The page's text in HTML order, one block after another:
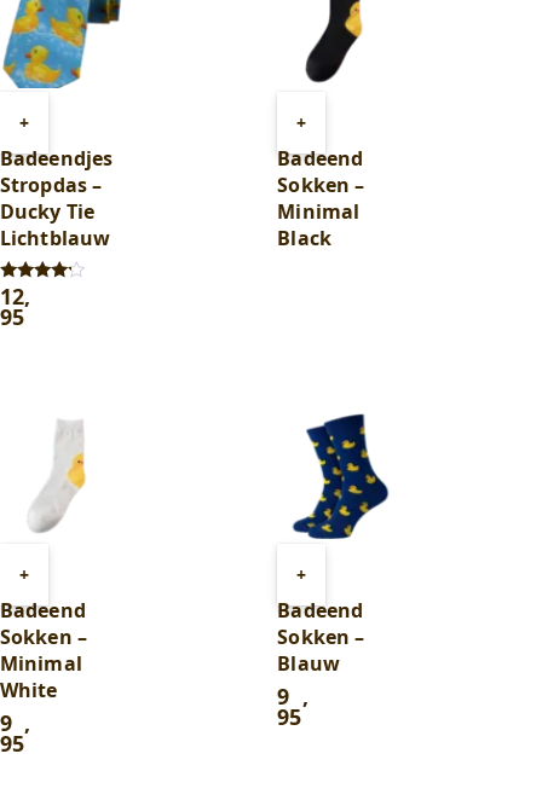
+
aan
winkelwagen
Badeendjes
Stropdas –
Ducky Tie
Lichtblauw
Gewaardeerd
4.00
uit 5
12,
95
+
aan
winkelwagen
Badeend
Sokken –
Minimal
Black
+
aan
winkelwagen
Badeend
Sokken –
Minimal
White
9 ,
95
+
aan
winkelwagen
Badeend
Sokken –
Blauw
9 ,
95